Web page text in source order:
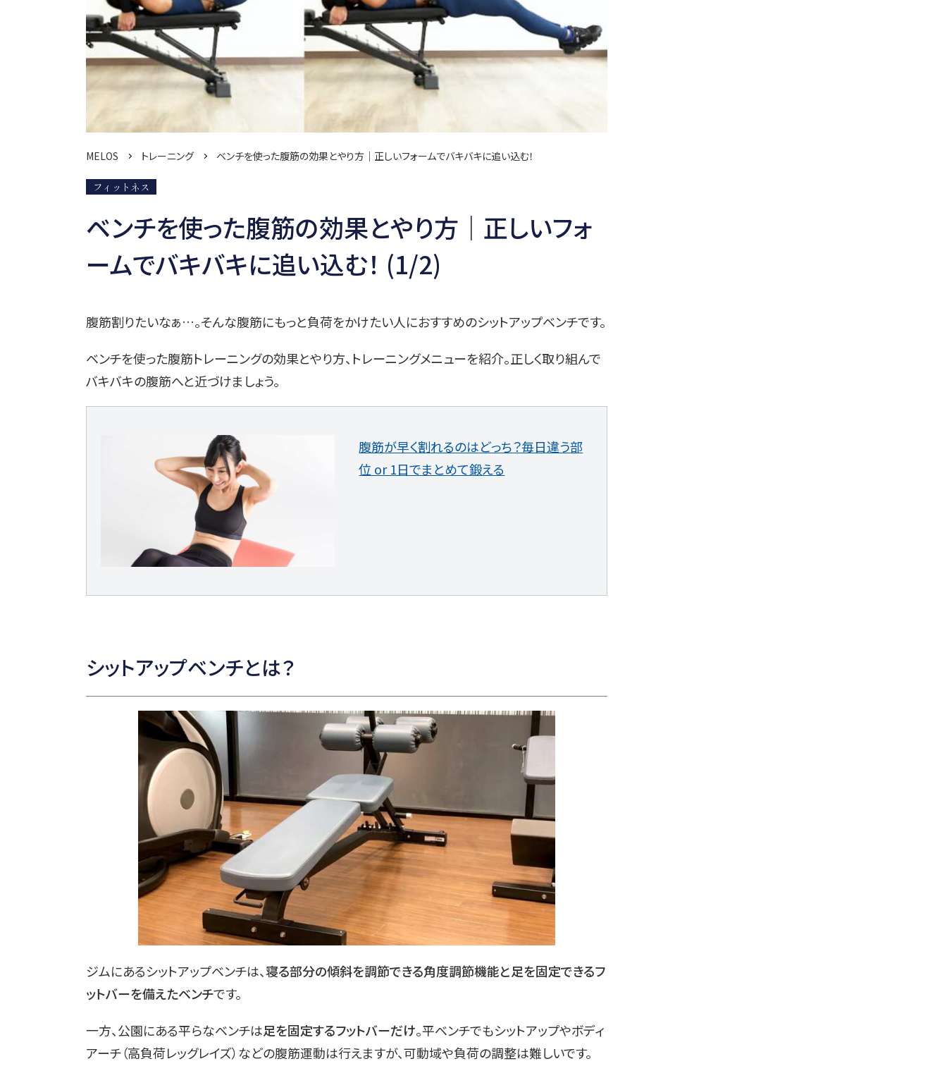
MELOS トレーニング ベンチを使った腹筋の効果とやり方｜正しいフォームでバキバキに追い込む！
フィットネス
ベンチを使った腹筋の効果とやり方｜正しいフォ
ームでバキバキに追い込む！ (1/2)
腹筋割りたいなぁ…。そんな腹筋にもっと負荷をかけたい人におすすめのシットアップベンチです。
ベンチを使った腹筋トレーニングの効果とやり方、トレーニングメニューを紹介。正しく取り組んで
バキバキの腹筋へと近づけましょう。
腹筋が早く割れるのはどっち？毎日違う部
位 or 1日でまとめて鍛える
シットアップベンチとは？
ジムにあるシットアップベンチは、寝る部分の傾斜を調節できる角度調節機能と足を固定できるフ
ットバーを備えたベンチです。
一方、公園にある平らなベンチは足を固定するフットバーだけ。平ベンチでもシットアップやボディ
アーチ（高負荷レッグレイズ）などの腹筋運動は行えますが、可動域や負荷の調整は難しいです。